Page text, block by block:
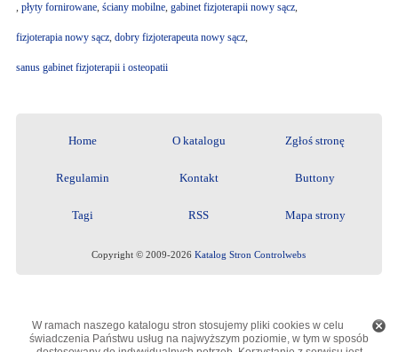
, płyty fornirowane, ściany mobilne, gabinet fizjoterapii nowy sącz,
fizjoterapia nowy sącz, dobry fizjoterapeuta nowy sącz,
sanus gabinet fizjoterapii i osteopatii
Home O katalogu Zgłoś stronę
Regulamin Kontakt Buttony
Tagi RSS Mapa strony
Copyright © 2009-2026Katalog Stron Controlwebs
W ramach naszego katalogu stron stosujemy pliki cookies w celu
świadczenia Państwu usług na najwyższym poziomie, w tym w sposób